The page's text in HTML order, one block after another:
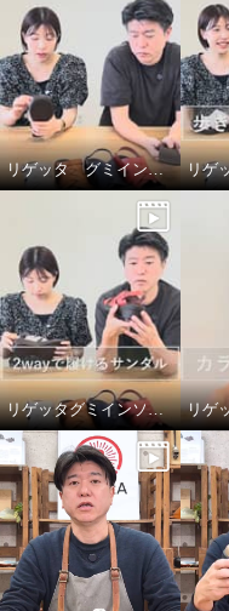
リゲッタ グミインソールサンダルのグミみたいなインソールについて
リゲッタグミインソールサンダルの嬉しいポイント